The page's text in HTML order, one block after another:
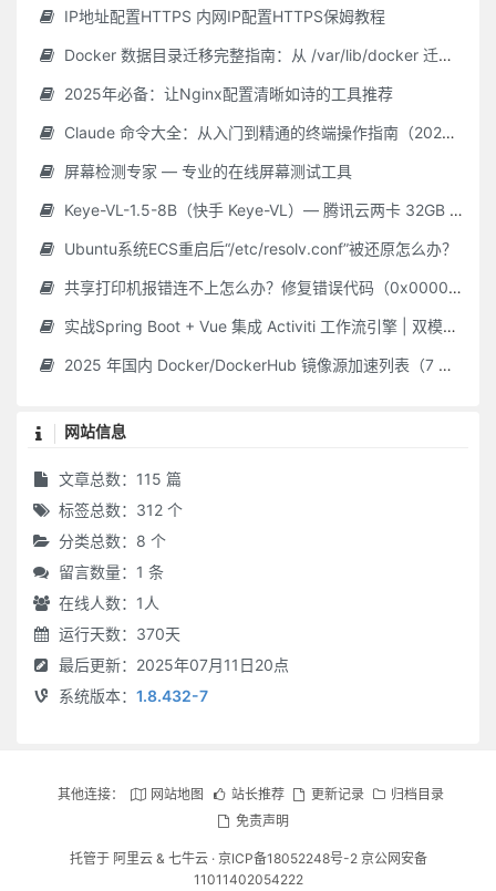
IP地址配置HTTPS 内网IP配置HTTPS保姆教程
Docker 数据目录迁移完整指南：从 /var/lib/docker 迁移到自定义路径
2025年必备：让Nginx配置清晰如诗的工具推荐
Claude 命令大全：从入门到精通的终端操作指南（2025 最新）
屏幕检测专家 — 专业的在线屏幕测试工具
Keye-VL-1.5-8B（快手 Keye-VL）— 腾讯云两卡 32GB GPU **保姆级** 部署指南（Ubuntu 22.04 / CUDA 12.2 / Driver 535.216.01 / Python 3.10）
Ubuntu系统ECS重启后“/etc/resolv.conf”被还原怎么办？
共享打印机报错连不上怎么办？修复错误代码（0x000006d9/0x0000011b 等）最新Win10/11 共享打印机常见问题 + 解决教程，附工具！
实战Spring Boot + Vue 集成 Activiti 工作流引擎 | 双模式简单 & 自定义审批平台
2025 年国内 Docker/DockerHub 镜像源加速列表（7 月 28 日更新 · 长期维护）
网站信息
文章总数：115 篇
标签总数：312 个
分类总数：8 个
留言数量：1 条
在线人数： 1 人
运行天数：370天
最后更新：2025年07月11日20点
系统版本： 1.8.432-7
其他连接： 网站地图 站长推荐 更新记录
归档目录
免责声明
托管于 阿里云& 七牛云· 京ICP备18052248号-2 京公网安备
11011402054222